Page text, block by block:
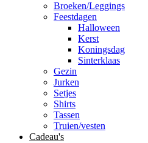
Broeken/Leggings
Feestdagen
Halloween
Kerst
Koningsdag
Sinterklaas
Gezin
Jurken
Setjes
Shirts
Tassen
Truien/vesten
Cadeau's